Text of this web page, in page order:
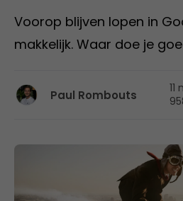
Voorop blijven lopen in
makkelijk. Waar doe je
Paul Rombouts